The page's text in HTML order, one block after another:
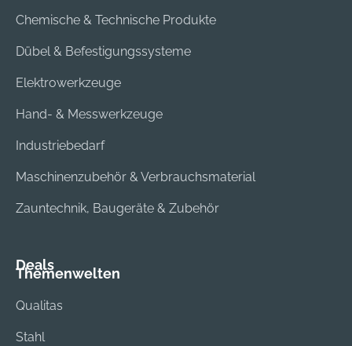
Chemische & Technische Produkte
Dübel & Befestigungssysteme
Elektrowerkzeuge
Hand- & Messwerkzeuge
Industriebedarf
Maschinenzubehör & Verbrauchsmaterial
Zauntechnik, Baugeräte & Zubehör
Deals
Themenwelten
Qualitas
Stahl